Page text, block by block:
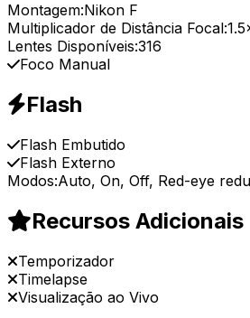
Montagem:Nikon F
Multiplicador de Distância Focal:
Lentes Disponíveis:316
Foco Manual
Flash
Flash Embutido
Flash Externo
Modos:Auto, On, Off, Red-eye
Recursos Adicionais
Temporizador
Timelapse
Visualização ao Vivo